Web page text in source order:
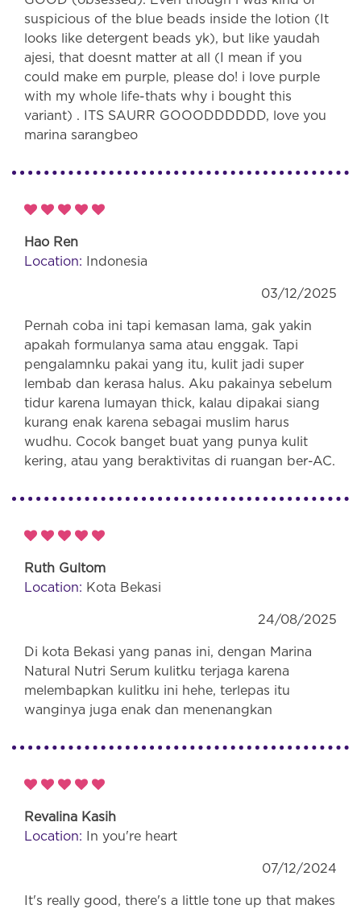
suspicious of the blue beads inside the lotion (It
looks like detergent beads yk), but like yaudah
ajesi, that doesnt matter at all (I mean if you
could make em purple, please do! i love purple
with my whole life-thats why i bought this
variant) . ITS SAURR GOOODDDDDD, love you
marina sarangbeo
Hao Ren
Location: Indonesia
03/12/2025
Pernah coba ini tapi kemasan lama, gak yakin
apakah formulanya sama atau enggak. Tapi
pengalamnku pakai yang itu, kulit jadi super
lembab dan kerasa halus. Aku pakainya sebelum
tidur karena lumayan thick, kalau dipakai siang
kurang enak karena sebagai muslim harus
wudhu. Cocok banget buat yang punya kulit
kering, atau yang beraktivitas di ruangan ber-AC.
Ruth Gultom
Location: Kota Bekasi
24/08/2025
Di kota Bekasi yang panas ini, dengan Marina
Natural Nutri Serum kulitku terjaga karena
melembapkan kulitku ini hehe, terlepas itu
wanginya juga enak dan menenangkan
Revalina Kasih
Location: In you're heart
07/12/2024
It's really good, there's a little tone up that makes